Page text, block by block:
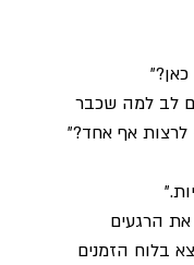
לב למה שכבר
לרצות אף אחד?"
את הרגעים
בלוח הזמנים